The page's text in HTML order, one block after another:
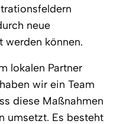
neue
werden können.
lokalen Partner
wir ein Team
diese Maßnahmen
umsetzt. Es besteht